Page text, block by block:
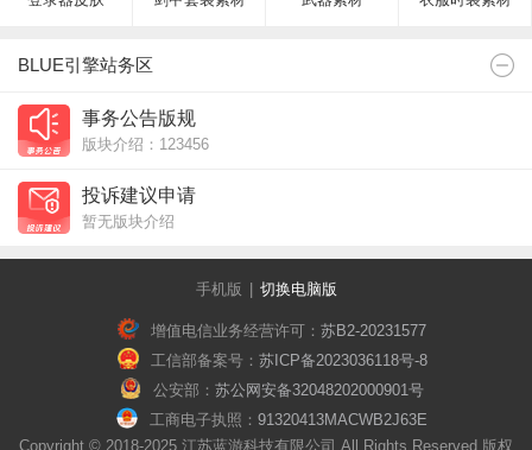
BLUE引擎站务区
事务公告版规
版块介绍：123456
投诉建议申请
暂无版块介绍
手机版 切换电脑版
增值电信业务经营许可： 苏B2-20231577
工信部备案号： 苏ICP备2023036118号-8
公安部： 苏公网安备32048202000901号
工商电子执照： 91320413MACWB2J63E
Copyright © 2018-2025 江苏蓝游科技有限公司 All Rights Reserved.版权